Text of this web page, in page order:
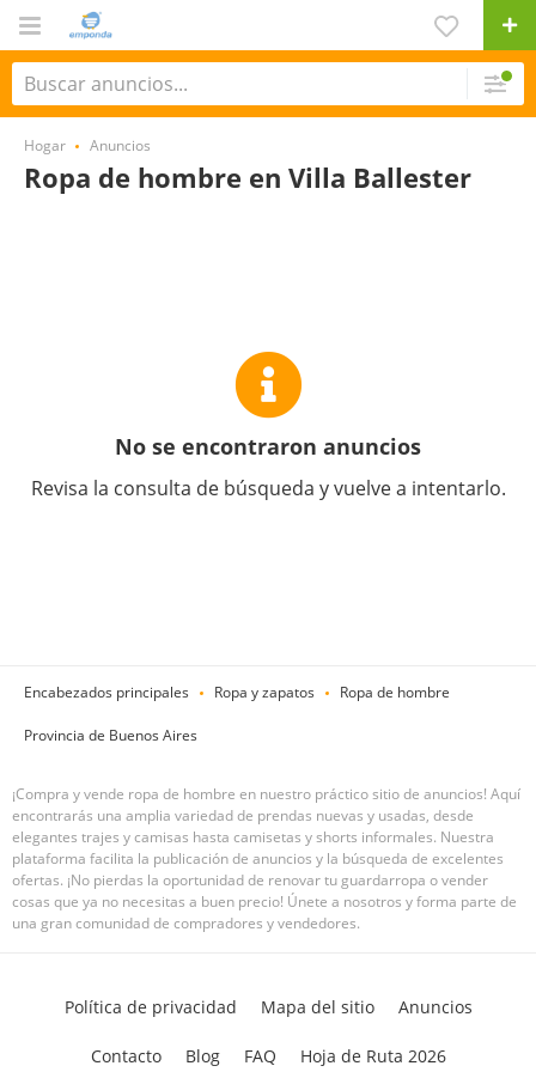
Hogar Anuncios
Ropa de hombre en Villa Ballester
No se encontraron anuncios
Revisa la consulta de búsqueda y vuelve a intentarlo.
Encabezados principales Ropa y zapatos Ropa de hombre
Provincia de Buenos Aires
¡Compra y vende ropa de hombre en nuestro práctico sitio de anuncios! Aquí
encontrarás una amplia variedad de prendas nuevas y usadas, desde
elegantes trajes y camisas hasta camisetas y shorts informales. Nuestra
plataforma facilita la publicación de anuncios y la búsqueda de excelentes
ofertas. ¡No pierdas la oportunidad de renovar tu guardarropa o vender
cosas que ya no necesitas a buen precio! Únete a nosotros y forma parte de
una gran comunidad de compradores y vendedores.
Política de privacidad Mapa del sitio Anuncios
Contacto Blog FAQ Hoja de Ruta 2026